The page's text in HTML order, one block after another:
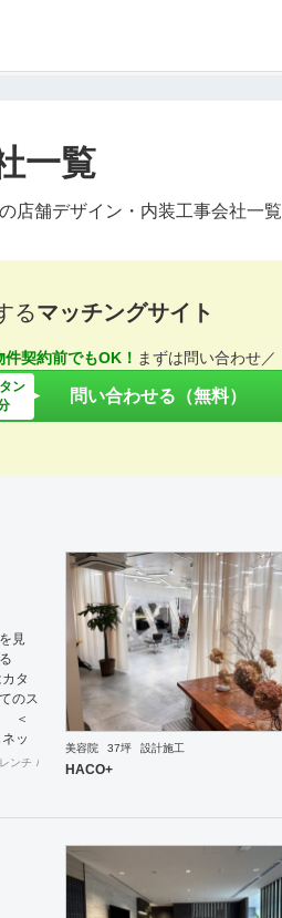
一覧
店舗デザイン・内装工事会社一覧
るマッチングサイト
件契約前でもOK！ まずは問い合わせ／
ン 問い合わせる（無料）
見
タ
のス
＜
ッ
が、
可能
設備
す。
ンチ カフェ・パン・ケーキ
美容院 37坪 設計施工
HACO+